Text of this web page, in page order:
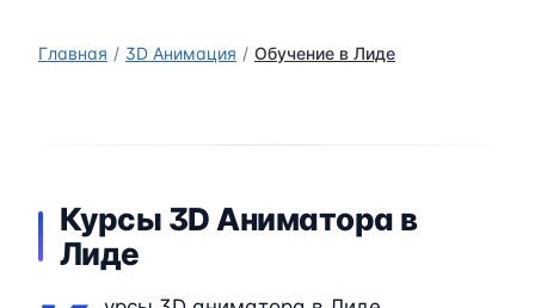
Главная 3D Анимация Обучение в Лиде
Курсы 3D Аниматора в
Лиде